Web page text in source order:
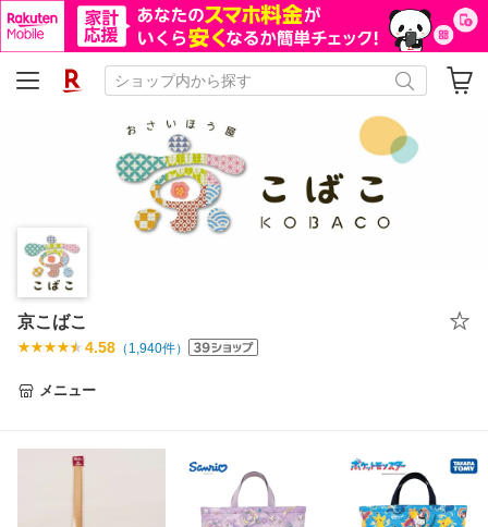
京こばこ
4.58 （ 1,940件）
メニュー